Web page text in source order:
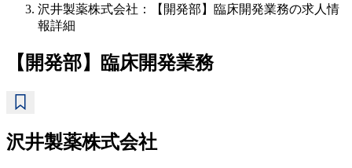
沢井製薬株式会社：【開発部】臨床開発業務の求人情
報詳細
【開発部】臨床開発業務
沢井製薬株式会社